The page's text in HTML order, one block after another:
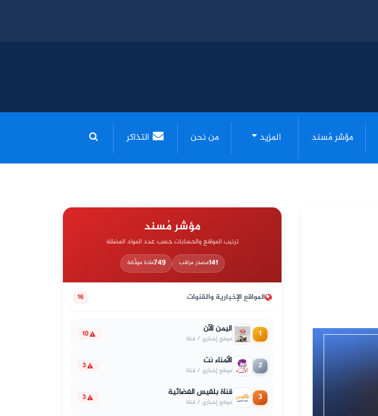
مؤشر مُسند المزيد من نحن التذاكر
مؤشر مُسند
ترتيب المواقع والحسابات حسب عدد المواد المضللة
141مصدر مراقب 749مادة موثّقة
المواقع الإخبارية والقنوات 16
1 اليمن الآن
موقع إخباري / قناة 10
2 الأمناء نت
موقع إخباري / قناة 3
3 قناة بلقيس الفضائية
موقع إخباري / قناة 3